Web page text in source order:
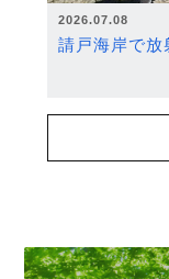
2026.07.08
請戸海岸で放